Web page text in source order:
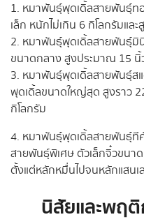
1. หมาพันธุ์พุดเดิ้ลสายพันธุ์ท
เล็ก หนักไม่เกิน 6 กิโลกรัมและ
2. หมาพันธุ์พุดเดิ้ลสายพันธุ์มิ
ขนาดกลาง สูงประมาณ 15 นิ้
3. หมาพันธุ์พุดเดิ้ลสายพันธุ์ส
พุดเดิ้ลขนาดใหญ่สุด สูงราว
กิโลกรัม
4. หมาพันธุ์พุดเดิ้ลสายพันธุ์ที
สายพันธุ์พิเศษ ตัวเล็กจิ๋วขนา
ตั้งแต่หลักหมื่นไปจนหลักแสนเ
นิสัยและพฤ